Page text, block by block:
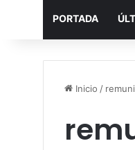
PORTADA
Inicio /